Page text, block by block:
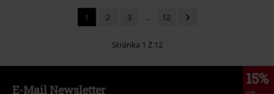
1 2 3 ... 12
Stránka 1 Z 12
15%
E-Mail Newsletter